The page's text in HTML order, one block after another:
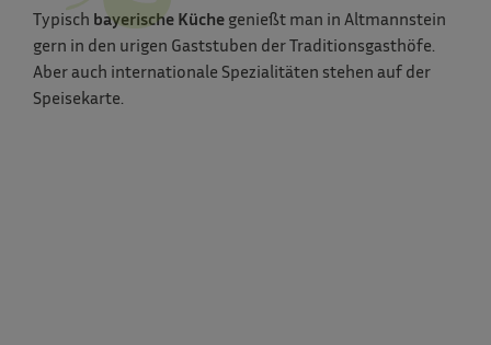
Typisch bayerische Küche genießt man in Altmannstein
gern in den urigen Gaststuben der Traditionsgasthöfe.
Aber auch internationale Spezialitäten stehen auf der
Speisekarte.